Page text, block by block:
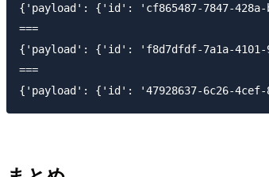
{'payload': {'id': 'cf865487-7847-428a-
===
{'payload': {'id': 'f8d7dfdf-7a1a-4101-
===